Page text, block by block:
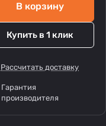
В корзину
Купить в 1 клик
Рассчитать доставку
Гарантия
производителя